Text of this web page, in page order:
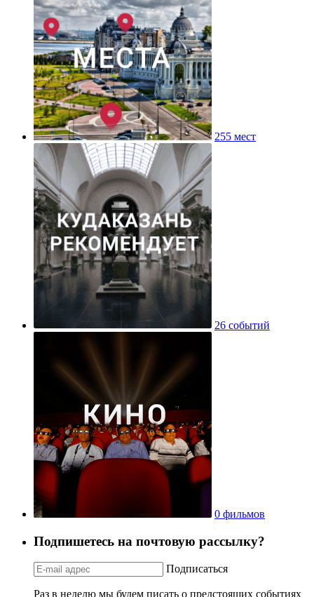
255 мест
26 событий
0 фильмов
Подпишетесь на почтовую рассылку?
Подписаться
Раз в неделю мы будем писать о предстоящих событиях